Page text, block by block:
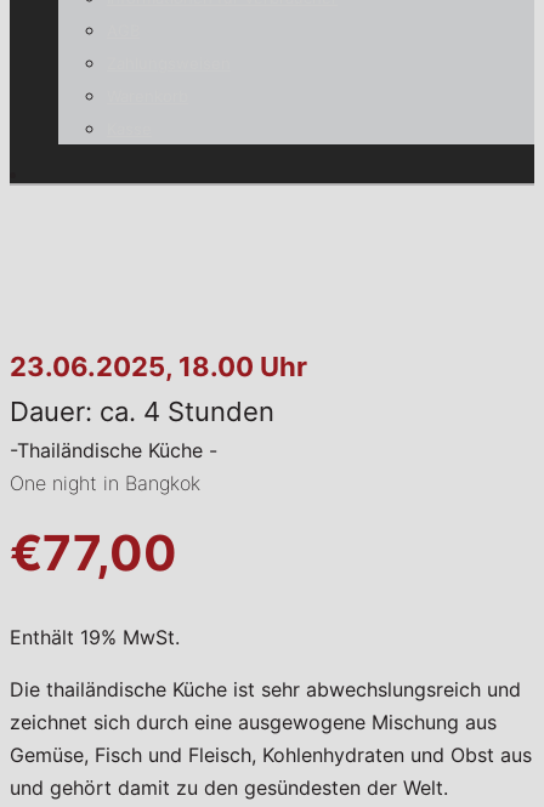
23.06.2025, 18.00 Uhr
Dauer: ca. 4 Stunden
-Thailändische Küche -
One night in Bangkok
€77,00
Enthält 19% MwSt.
Die thailändische Küche ist sehr abwechslungsreich und
zeichnet sich durch eine ausgewogene Mischung aus
Gemüse, Fisch und Fleisch, Kohlenhydraten und Obst aus
und gehört damit zu den gesündesten der Welt.